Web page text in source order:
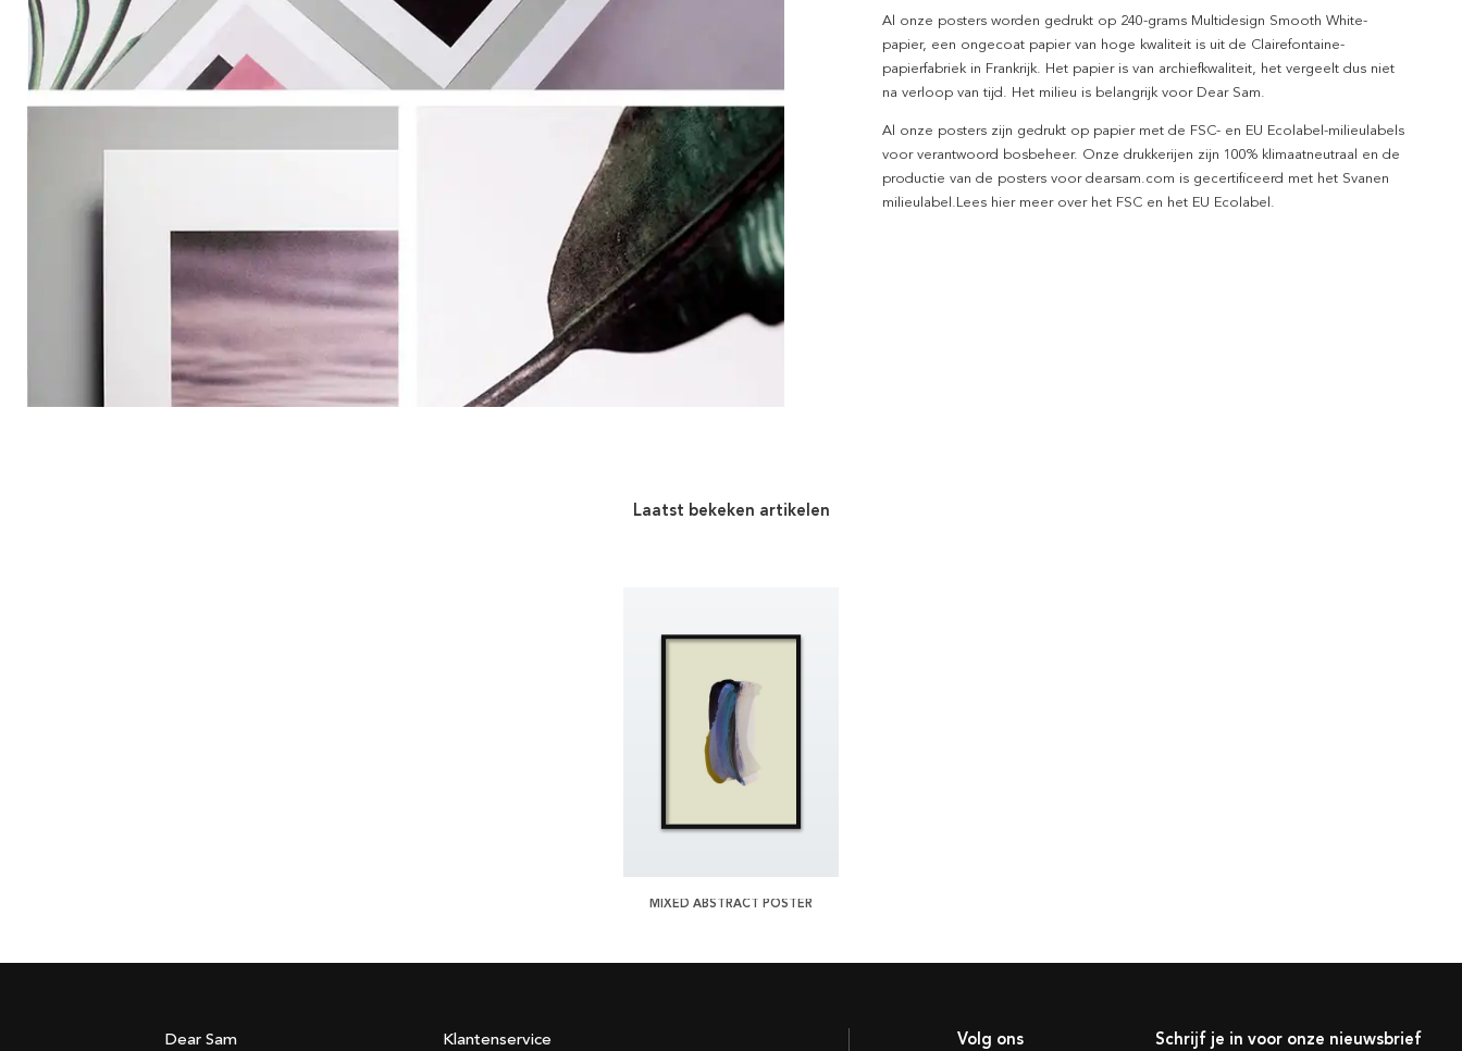
Al onze posters worden gedrukt op 240-grams Multidesign Smooth White-
papier, een ongecoat papier van hoge kwaliteit is uit de Clairefontaine-
papierfabriek in Frankrijk. Het papier is van archiefkwaliteit, het vergeelt dus niet
na verloop van tijd. Het milieu is belangrijk voor Dear Sam.
Al onze posters zijn gedrukt op papier met de FSC- en EU Ecolabel-milieulabels
voor verantwoord bosbeheer. Onze drukkerijen zijn 100% klimaatneutraal en de
productie van de posters voor dearsam.com is gecertificeerd met het Svanen
milieulabel.Lees hier meer over het FSC en het EU Ecolabel.
Laatst bekeken artikelen
MIXED ABSTRACT POSTER
Schrijf je in voor onze nieuwsbrief
Volg ons
Dear Sam Klantenservice